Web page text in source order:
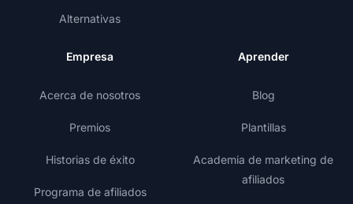
Alternativas
Empresa
Acerca de nosotros
Premios
Historias de éxito
Programa de afiliados
Aprender
Blog
Plantillas
Academia de marketing de
afiliados